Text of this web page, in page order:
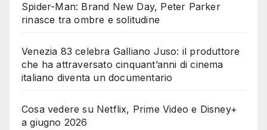
Spider-Man: Brand New Day, Peter Parker
rinasce tra ombre e solitudine
Venezia 83 celebra Galliano Juso: il produttore
che ha attraversato cinquant’anni di cinema
italiano diventa un documentario
Cosa vedere su Netflix, Prime Video e Disney+
a giugno 2026